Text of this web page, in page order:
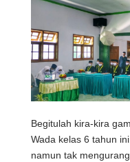
Begitulah kira-kira
Wada kelas 6 tahun
namun tak